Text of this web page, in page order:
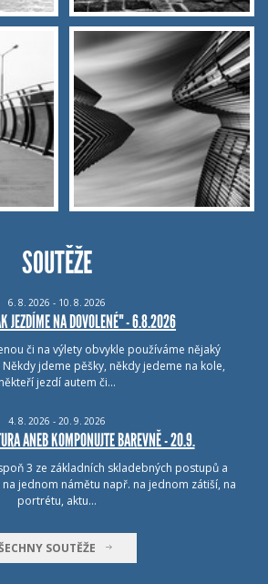
SOUTĚŽE
6. 8. 2026 - 10. 8. 2026
JEZDÍME NA DOVOLENÉ" - 6.8.2026
či na výlety obvykle používáme nějaký
jdeme pěšky, někdy jedeme na kole,
někteří jezdí autem či…
4. 8. 2026 - 20. 9. 2026
ANEB KOMPONUJTE BAREVNĚ - 20.9.
3 ze základních skladebných postupů a
jednom námětu např. na jednom zátiší, na
portrétu, aktu…
SOUTĚŽE